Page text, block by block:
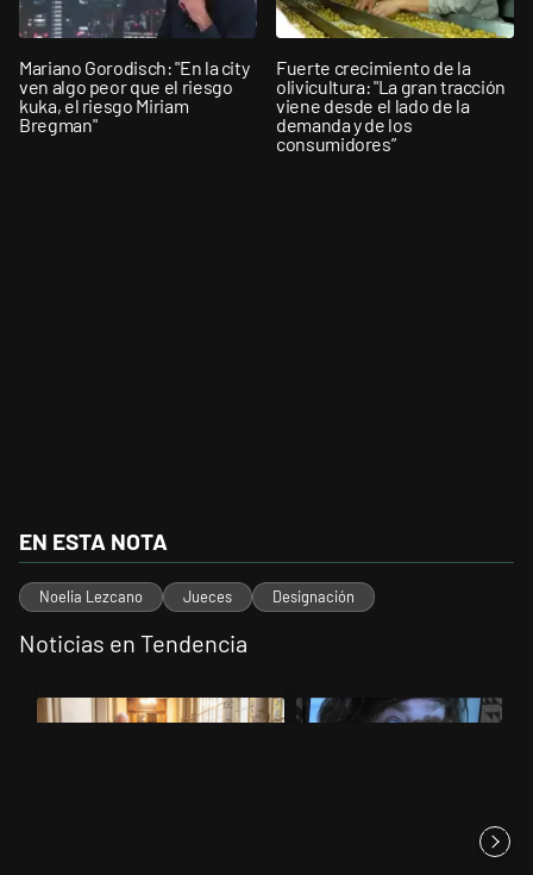
Mariano Gorodisch: "En la city
ven algo peor que el riesgo
kuka, el riesgo Miriam
Bregman"
Fuerte crecimiento de la
olivicultura: "La gran tracción
viene desde el lado de la
demanda y de los
consumidores”
EN ESTA NOTA
Noelia Lezcano Jueces Designación
Noticias en Tendencia
Un artículo de tendencia con el título "El Gobierno cedió en la Ley
Un artículo de tendencia con el